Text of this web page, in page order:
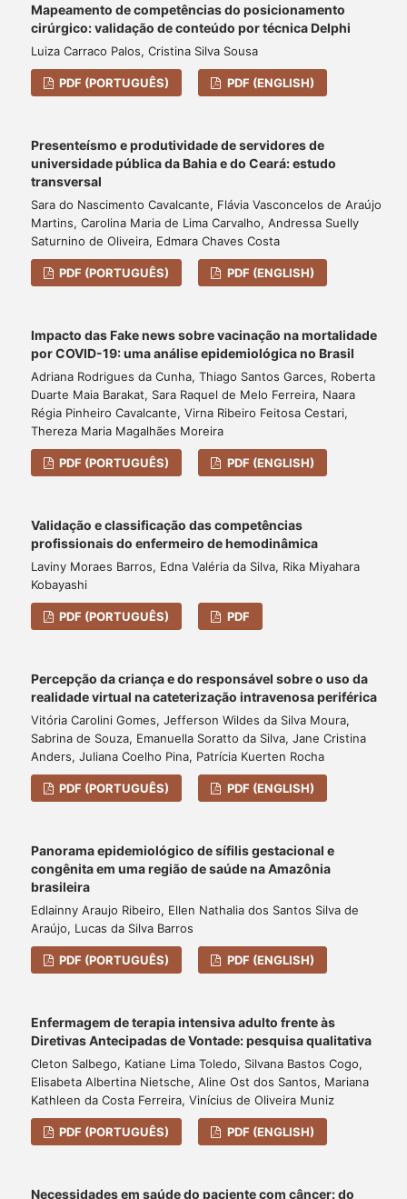
Mapeamento de competências do posicionamento
cirúrgico: validação de conteúdo por técnica Delphi
Luiza Carraco Palos, Cristina Silva Sousa
PDF (PORTUGUÊS) PDF (ENGLISH)
Presenteísmo e produtividade de servidores de
universidade pública da Bahia e do Ceará: estudo
transversal
Sara do Nascimento Cavalcante, Flávia Vasconcelos de Araújo
Martins, Carolina Maria de Lima Carvalho, Andressa Suelly
Saturnino de Oliveira, Edmara Chaves Costa
PDF (PORTUGUÊS) PDF (ENGLISH)
Impacto das Fake news sobre vacinação na mortalidade
por COVID-19: uma análise epidemiológica no Brasil
Adriana Rodrigues da Cunha, Thiago Santos Garces, Roberta
Duarte Maia Barakat, Sara Raquel de Melo Ferreira, Naara
Régia Pinheiro Cavalcante, Virna Ribeiro Feitosa Cestari,
Thereza Maria Magalhães Moreira
PDF (PORTUGUÊS) PDF (ENGLISH)
Validação e classificação das competências
profissionais do enfermeiro de hemodinâmica
Laviny Moraes Barros, Edna Valéria da Silva, Rika Miyahara
Kobayashi
PDF (PORTUGUÊS) PDF
Percepção da criança e do responsável sobre o uso da
realidade virtual na cateterização intravenosa periférica
Vitória Carolini Gomes, Jefferson Wildes da Silva Moura,
Sabrina de Souza, Emanuella Soratto da Silva, Jane Cristina
Anders, Juliana Coelho Pina, Patrícia Kuerten Rocha
PDF (PORTUGUÊS) PDF (ENGLISH)
Panorama epidemiológico de sífilis gestacional e
congênita em uma região de saúde na Amazônia
brasileira
Edlainny Araujo Ribeiro, Ellen Nathalia dos Santos Silva de
Araújo, Lucas da Silva Barros
PDF (PORTUGUÊS) PDF (ENGLISH)
Enfermagem de terapia intensiva adulto frente às
Diretivas Antecipadas de Vontade: pesquisa qualitativa
Cleton Salbego, Katiane Lima Toledo, Silvana Bastos Cogo,
Elisabeta Albertina Nietsche, Aline Ost dos Santos, Mariana
Kathleen da Costa Ferreira, Vinícius de Oliveira Muniz
PDF (PORTUGUÊS) PDF (ENGLISH)
Necessidades em saúde do paciente com câncer: do